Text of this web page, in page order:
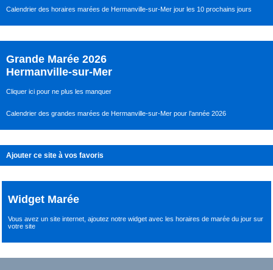
Calendrier des horaires marées de Hermanville-sur-Mer jour les 10 prochains jours
Grande Marée 2026
Hermanville-sur-Mer
Cliquer ici pour ne plus les manquer
Calendrier des grandes marées de Hermanville-sur-Mer pour l’année 2026
Ajouter ce site à vos favoris
Widget Marée
Vous avez un site internet,ajoutez notre widget avec les horaires de marée du joursur
votre site